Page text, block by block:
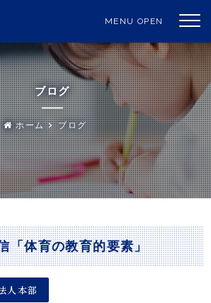
MENU OPEN
ブログ
ホーム ブログ
「体育の教育的要素」
人本部